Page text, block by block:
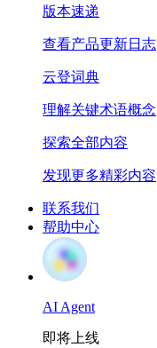
版本速递
查看产品更新日志
云登词典
理解关键术语概念
探索全部内容
发现更多精彩内容
联系我们
帮助中心
AI Agent
即将上线